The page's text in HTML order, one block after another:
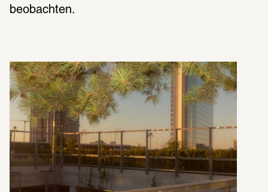
beobachten.